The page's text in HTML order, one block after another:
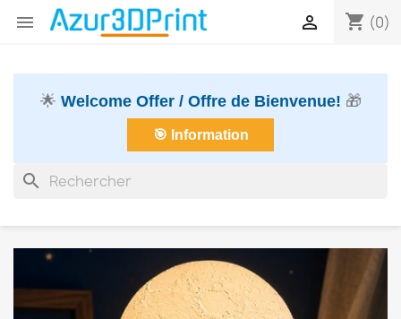
 shopping_cart (0)

🌟 Welcome Offer / Offre de Bienvenue! 🎁
🎯 Information
search